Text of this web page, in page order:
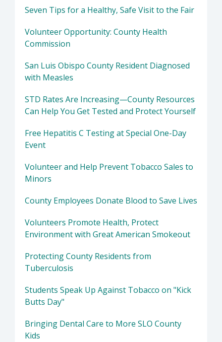
Seven Tips for a Healthy, Safe Visit to the Fair
Volunteer Opportunity: County Health
Commission
San Luis Obispo County Resident Diagnosed
with Measles
STD Rates Are Increasing—County Resources
Can Help You Get Tested and Protect Yourself
Free Hepatitis C Testing at Special One-Day
Event
Volunteer and Help Prevent Tobacco Sales to
Minors
County Employees Donate Blood to Save Lives
Volunteers Promote Health, Protect
Environment with Great American Smokeout
Protecting County Residents from
Tuberculosis
Students Speak Up Against Tobacco on "Kick
Butts Day"
Bringing Dental Care to More SLO County
Kids